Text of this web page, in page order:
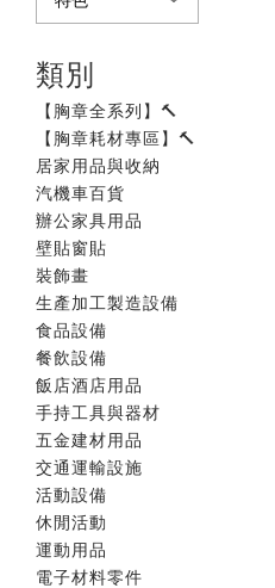
類別
【胸章全系列】🔨
【胸章耗材專區】🔨
居家用品與收納
汽機車百貨
辦公家具用品
壁貼窗貼
裝飾畫
生產加工製造設備
食品設備
餐飲設備
飯店酒店用品
手持工具與器材
五金建材用品
交通運輸設施
活動設備
休閒活動
運動用品
電子材料零件